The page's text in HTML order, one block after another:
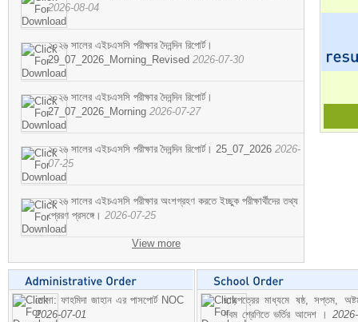
2026-08-04
২০২৬ সালের এইচএসসি পরীক্ষার দৈনন্দিন রিপোর্ট।
29_07_2026_Morning_Revised 2026-07-30
২০২৬ সালের এইচএসসি পরীক্ষার দৈনন্দিন রিপোর্ট।
27_07_2026_Morning 2026-07-27
২০২৬ সালের এইচএসসি পরীক্ষার দৈনন্দিন রিপোর্ট। 25_07_2026 2026-
07-25
২০২৬ সালের এইচএসসি পরীক্ষার অংশগ্রহণ করতে ইচ্ছুক পরীক্ষার্থীদের তথ্য
প্রেরণ প্রসঙ্গে। 2026-07-25
View more
মোসা: ফাহমিদা জাহান এর পাসপোর্ট NOC
2026-07-01
ছাড়পত্রের মাধ্যমে ষষ্ঠ, সপ্তম,
নবম শ্রেণিতে ভর্তির আদেশ ।